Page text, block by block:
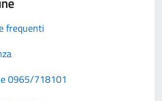
frequenti
0965/718101